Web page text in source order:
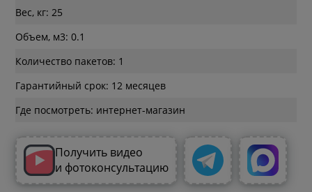
Вес, кг: 25
Объем, м3: 0.1
Количество пакетов: 1
Гарантийный срок: 12 месяцев
Где посмотреть: интернет-магазин
Получить видео
и фотоконсультацию